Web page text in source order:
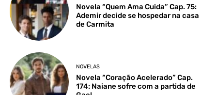
Novela “Quem Ama Cuida” Cap. 75:
Ademir decide se hospedar na casa
de Carmita
NOVELAS
Novela “Coração Acelerado” Cap.
174: Naiane sofre com a partida de